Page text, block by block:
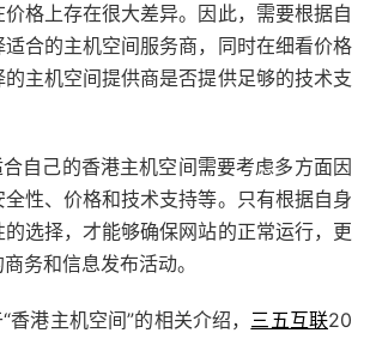
格上存在很大差异。因此，需要根据自
合的主机空间服务商，同时在细看价格
主机空间提供商是否提供足够的技术支
自己的香港主机空间需要考虑多方面因
性、价格和技术支持等。只有根据自身
选择，才能够确保网站的正常运行，更
务和信息发布活动。
香港主机空间”的相关介绍， 三五互联20